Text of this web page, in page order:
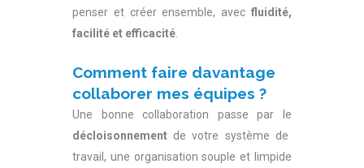
penser et créer ensemble, avec fluidité,
facilité et efficacité
Comment faire davantage
collaborer mes équipes ?
Une bonne collaboration passe par le
décloisonnement de votre système de
travail, une organisation souple et limpide